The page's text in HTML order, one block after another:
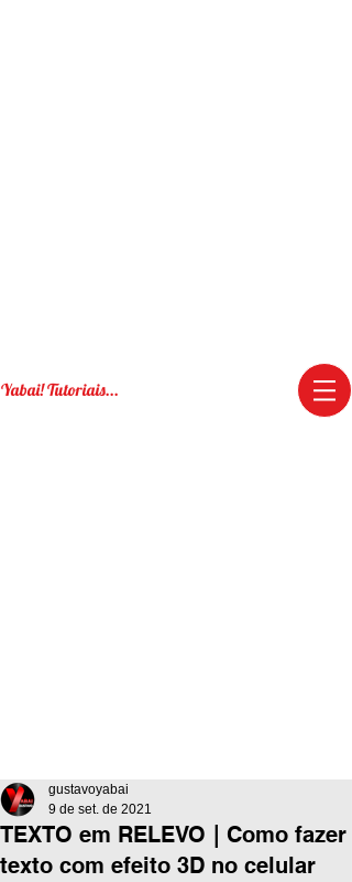
Yabai! Tutoriais...
TEXTO em RELEVO | Como fazer
texto com efeito 3D no celular
gustavoyabai
9 de set. de 2021